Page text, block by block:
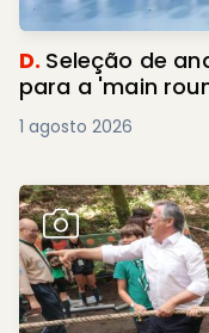
D. Seleção de
para a 'main
1 agosto 2026